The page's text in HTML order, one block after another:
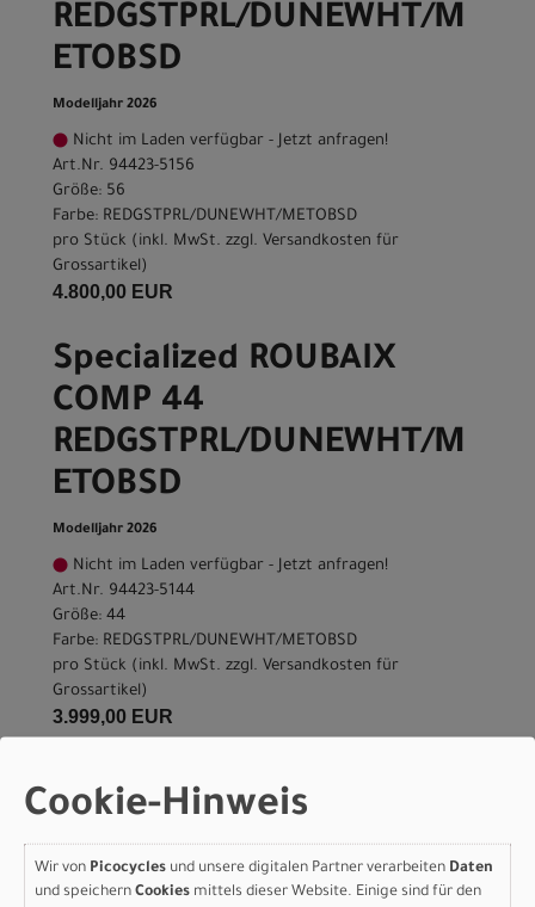
REDGSTPRL/DUNEWHT/M
ETOBSD
Modelljahr 2026
Nicht im Laden verfügbar - Jetzt anfragen!
Art.Nr. 94423-5156
Größe: 56
Farbe: REDGSTPRL/DUNEWHT/METOBSD
pro Stück (inkl. MwSt. zzgl. Versandkosten für
Grossartikel)
4.800,00 EUR
Specialized ROUBAIX
COMP 44
REDGSTPRL/DUNEWHT/M
ETOBSD
Modelljahr 2026
Nicht im Laden verfügbar - Jetzt anfragen!
Art.Nr. 94423-5144
Größe: 44
Farbe: REDGSTPRL/DUNEWHT/METOBSD
pro Stück (inkl. MwSt. zzgl. Versandkosten für
Grossartikel)
3.999,00 EUR
Specialized ROUBAIX
REDGSTPRL/DUNEWHT/M
Cookie-Hinweis
Wir von Picocycles und unsere digitalen Partner verarbeiten Daten
und speichern Cookies mittels dieser Website. Einige sind für den